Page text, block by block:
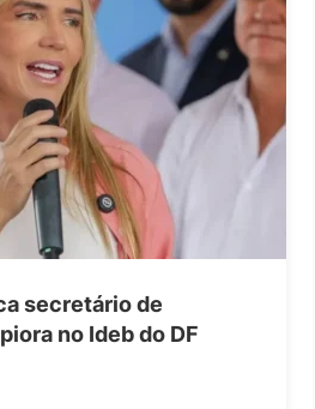
secretário de
no Ideb do DF